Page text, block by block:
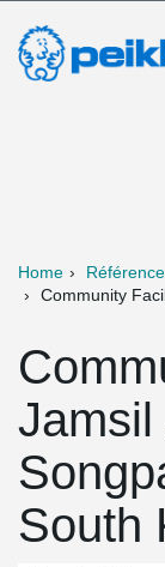
Home
Community
Jamsil
South